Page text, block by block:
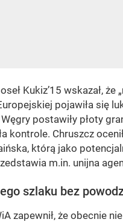
Kukiz’15 wskazał, że
pojawiła się
postawiły płoty
kontrole. Chruszcz
którą jako
m.in. unijna
szlaku bez
zapewnił, że obecnie